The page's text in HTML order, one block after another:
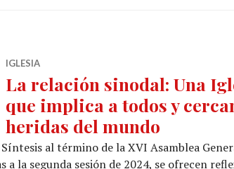
IGLESIA
La relación sinodal: Una
que implica a todos y
heridas del mundo
al término de la XVI Asamblea
a la segunda sesión de 2024, se ofrecen